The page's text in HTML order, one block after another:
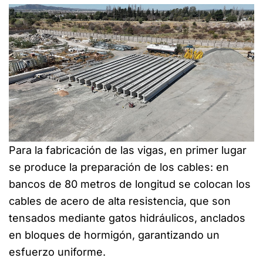
Para la fabricación de las vigas, en primer lugar
se produce la preparación de los cables: en
bancos de 80 metros de longitud se colocan los
cables de acero de alta resistencia, que son
tensados mediante gatos hidráulicos, anclados
en bloques de hormigón, garantizando un
esfuerzo uniforme.